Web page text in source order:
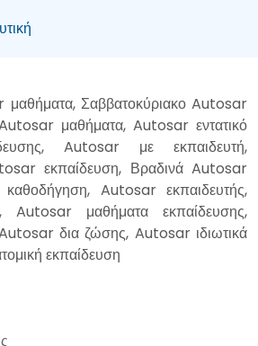
μαθήματα, Σαββατοκύριακο Autosar
μαθήματα, Autosar εντατικό
Autosar με εκπαιδευτή,
εκπαίδευση, Βραδινά Autosar
Autosar εκπαιδευτής,
Autosar μαθήματα εκπαίδευσης,
δια ζώσης, Autosar ιδιωτικά
εκπαίδευση